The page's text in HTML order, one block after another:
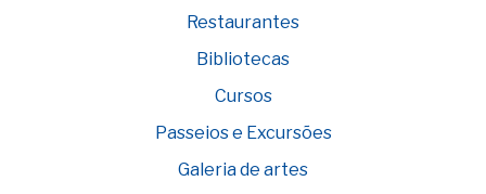
Restaurantes
Bibliotecas
Cursos
Passeios e Excursões
Galeria de artes